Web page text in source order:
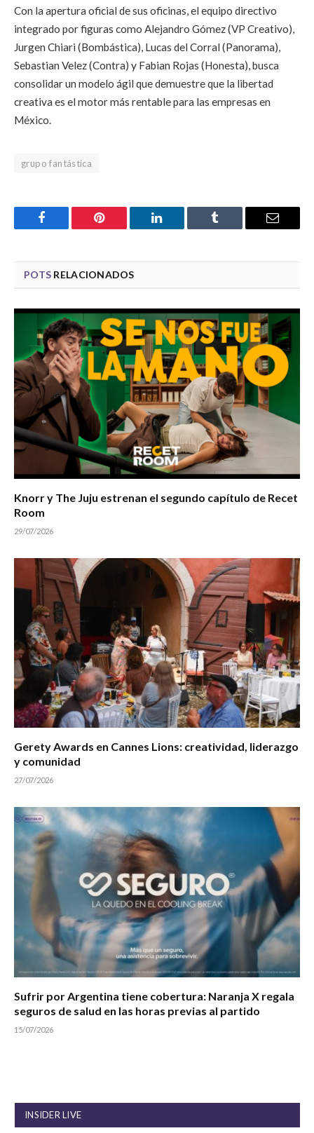
Con la apertura oficial de sus oficinas, el equipo directivo
integrado por figuras como Alejandro Gómez (VP Creativo),
Jurgen Chiari (Bombástica), Lucas del Corral (Panorama),
Sebastian Velez (Contra) y Fabian Rojas (Honesta), busca
consolidar un modelo ágil que demuestre que la libertad
creativa es el motor más rentable para las empresas en
México.
grupo fantástica
Facebook Pinterest LinkedIn Tumblr Email
POTS RELACIONADOS
Knorr y The Juju estrenan el segundo capítulo de Recet
Room
29/07/2026
Gerety Awards en Cannes Lions: creatividad, liderazgo
y comunidad
27/07/2026
Sufrir por Argentina tiene cobertura: Naranja X regala
seguros de salud en las horas previas al partido
15/07/2026
INSIDER LIVE